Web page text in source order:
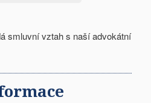
smluvní vztah s naší advokátní